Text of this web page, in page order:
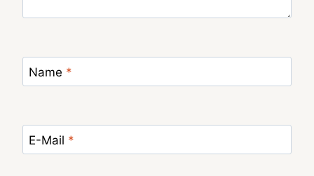
Name *
E-Mail *